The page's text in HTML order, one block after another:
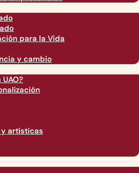
para la Vida
y cambio
artísticas